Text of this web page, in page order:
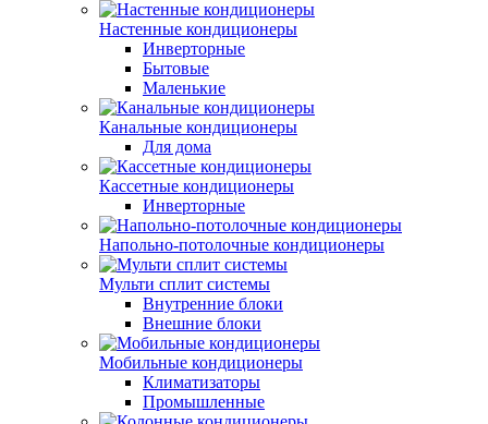
Настенные кондиционеры
Инверторные
Бытовые
Маленькие
Канальные кондиционеры
Для дома
Кассетные кондиционеры
Инверторные
Напольно-потолочные кондиционеры
Мульти сплит системы
Внутренние блоки
Внешние блоки
Мобильные кондиционеры
Климатизаторы
Промышленные